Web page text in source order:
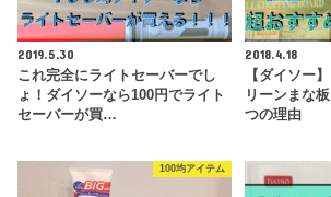
2019.5.30
これ完全にライトセーバーでし
ょ！ダイソーなら100円でライト
セーバーが買…
2018.4.18
【ダイソー
リーンまな
つの理由
100均アイテム